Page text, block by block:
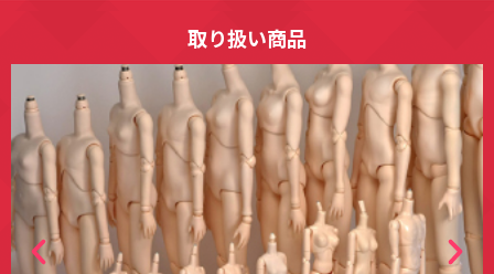
取り扱い商品